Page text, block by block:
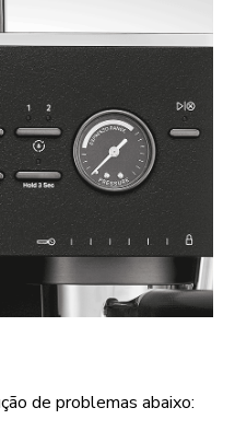
de problemas abaixo: